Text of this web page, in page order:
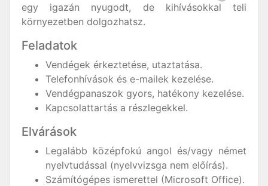
egy igazán nyugodt, de kihívásokkal teli
környezetben dolgozhatsz.
Feladatok
Vendégek érkeztetése, utaztatása.
Telefonhívások és e-mailek kezelése.
Vendégpanaszok gyors, hatékony kezelése.
Kapcsolattartás a részlegekkel.
Elvárások
Legalább középfokú angol és/vagy német
nyelvtudással (nyelvvizsga nem előírás).
Számítógépes ismerettel (Microsoft Office).